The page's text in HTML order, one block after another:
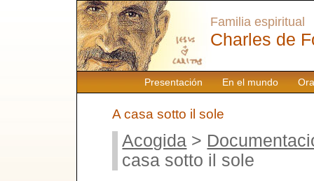
Presentación En el mundo
Familia espiritual
Charles de
A casa sotto il sole
Acogida >
casa sotto il sole